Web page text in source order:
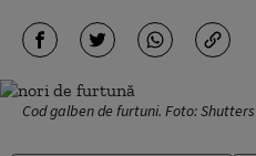
Cod galben de furtuni. Foto: